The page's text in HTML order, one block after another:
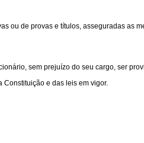
de provas e títulos, asseguradas as
sem prejuízo do seu cargo, ser
Constituição e das leis em vigor.